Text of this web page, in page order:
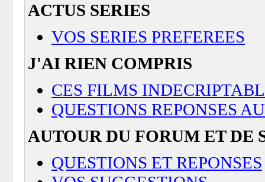
ACTUS SERIES
VOS SERIES PREFEREES
J'AI RIEN COMPRIS
CES FILMS
QUESTIONS REPONSES
AUTOUR DU FORUM ET DE
QUESTIONS ET REPONSES